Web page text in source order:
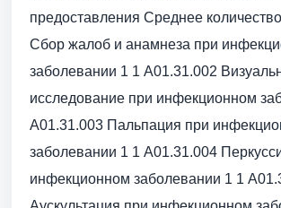
предоставления Среднее
Сбор жалоб и анамнеза при
заболевании 1 1 A01.31.002
исследование при инфекционном
A01.31.003 Пальпация при
заболевании 1 1 A01.31.004
инфекционном заболевании 1 1